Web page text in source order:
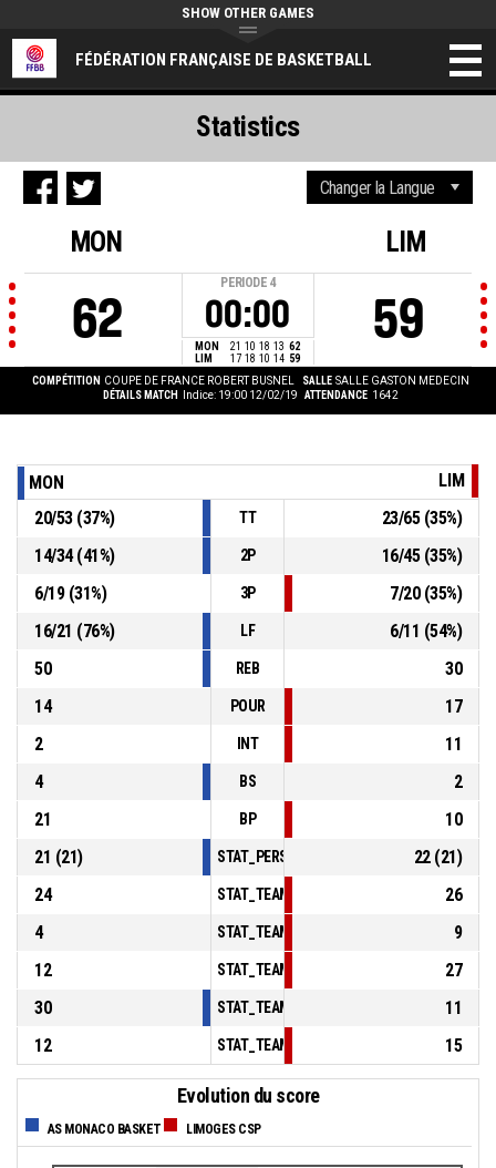
FÉDÉRATION FRANÇAISE DE BASKETBALL
SHOW OTHER GAMES
MON
62
PERIODE 4
00:00
MON 21 10 18 13 62
LIM
17 18 10 14 59
LIM
59
COMPÉTITION COUPE DE FRANCE ROBERT BUSNEL SALLE SALLE GASTON MEDECIN
DÉTAILS MATCH
Indice: 19:00 12/02/19 ATTENDANCE 1642
Statistics
MON
LIM
20/53(37%) TT 23/65(35%)
14/34(41%) 2P 16/45(35%)
6/19(31%) 3P 7/20(35%)
16/21 (76%) LF 6/11 (54%)
50
REB
30
14
POUR
17
2
INT
11
4
BS
2
21
BP
10
21 (21) 22(21)
24
26
4
9
12
27
30
11
12
15
Evolution du score
AS MONACO BASKET LIMOGES CSP